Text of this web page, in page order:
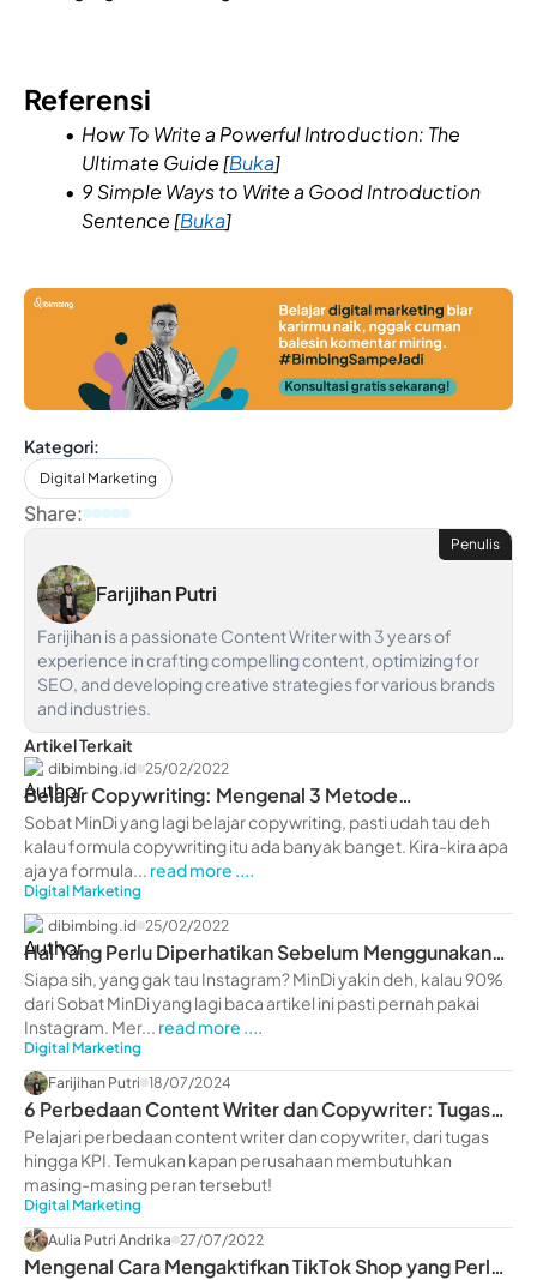
Referensi
How To Write a Powerful Introduction: The
Ultimate Guide [Buka]
9 Simple Ways to Write a Good Introduction
Sentence [Buka]
Kategori:
Digital Marketing
Share:
Penulis
Farijihan Putri
Farijihan is a passionate Content Writer with 3 years of
experience in crafting compelling content, optimizing for
SEO, and developing creative strategies for various brands
and industries.
Artikel Terkait
dibimbing.id 25/02/2022
Belajar Copywriting: Mengenal 3 Metode
Copywriting Terbaik
Sobat MinDi yang lagi belajar copywriting, pasti udah tau deh
kalau formula copywriting itu ada banyak banget. Kira-kira apa
aja ya formula... read more ....
Digital Marketing
dibimbing.id 25/02/2022
Hal Yang Perlu Diperhatikan Sebelum Menggunakan
IG Ads
Siapa sih, yang gak tau Instagram? MinDi yakin deh, kalau 90%
dari Sobat MinDi yang lagi baca artikel ini pasti pernah pakai
Instagram. Mer... read more ....
Digital Marketing
Farijihan Putri 18/07/2024
6 Perbedaan Content Writer dan Copywriter: Tugas
hingga KPI
Pelajari perbedaan content writer dan copywriter, dari tugas
hingga KPI. Temukan kapan perusahaan membutuhkan
masing-masing peran tersebut!
Digital Marketing
Aulia Putri Andrika 27/07/2022
Mengenal Cara Mengaktifkan TikTok Shop yang Perlu